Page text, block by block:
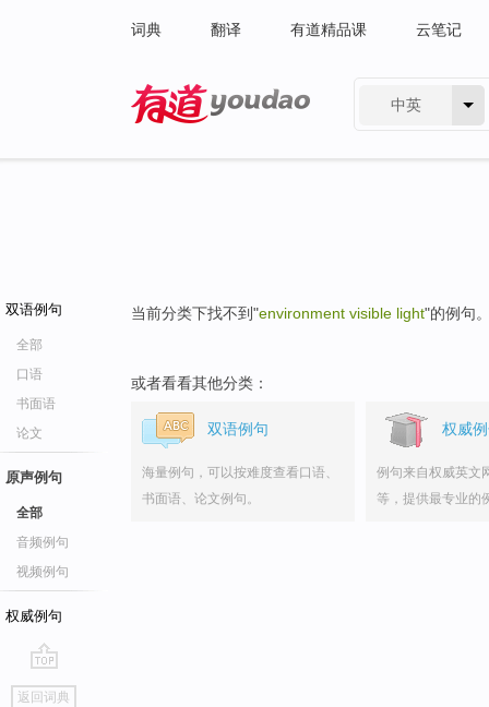
词典 翻译 有道精品课 云笔记
中英
双语例句
全部
口语
书面语
论文
原声例句
全部
音频例句
视频例句
权威例句
go
返回词典
当前分类下找不到"environment visible light"的例句
或者看看其他分类：
双语例句
海量例句，可以按难度查看口语、
书面语、论文例句。
权威
例句来自权威英文
等，提供最专业的